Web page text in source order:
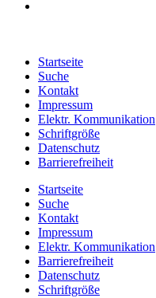
Startseite
Suche
Kontakt
Impressum
Elektr. Kommunikation
Schriftgröße
Datenschutz
Barrierefreiheit
Startseite
Suche
Kontakt
Impressum
Elektr. Kommunikation
Barrierefreiheit
Datenschutz
Schriftgröße